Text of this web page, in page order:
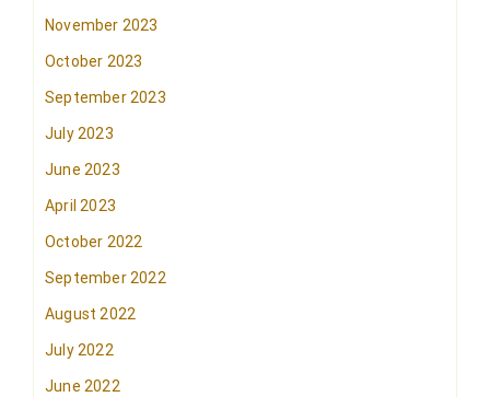
November 2023
October 2023
September 2023
July 2023
June 2023
April 2023
October 2022
September 2022
August 2022
July 2022
June 2022